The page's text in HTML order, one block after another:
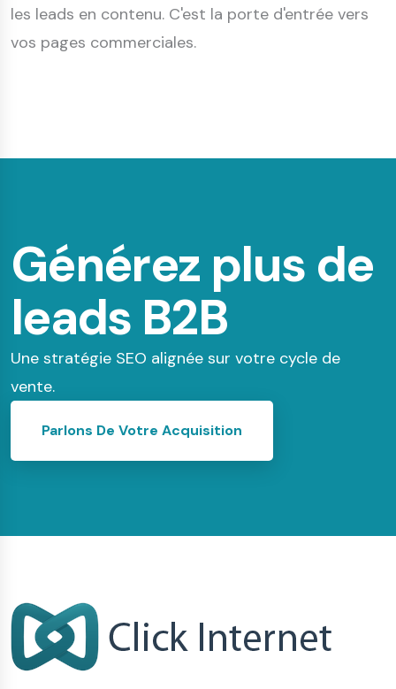
les leads en contenu. C'est la porte d'entrée vers
vos pages commerciales.
Générez plus de
leads B2B
Une stratégie SEO alignée sur votre cycle de
vente.
Parlons De Votre Acquisition